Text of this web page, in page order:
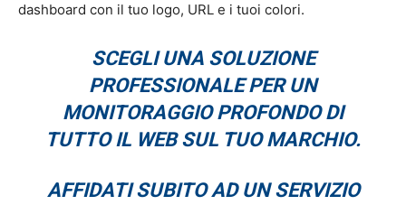
dashboard con il tuo logo, URL e i tuoi colori.
SCEGLI UNA SOLUZIONE
PROFESSIONALE PER UN
MONITORAGGIO PROFONDO DI
TUTTO IL WEB SUL TUO MARCHIO.
AFFIDATI SUBITO AD UN SERVIZIO